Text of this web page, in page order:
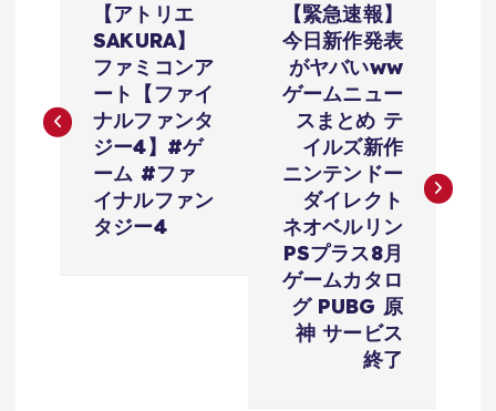
ナ
【アトリエ
SAKURA】
ファミコンア
ート【ファイ
ナルファンタ
ジー4】#ゲ
ーム #ファ
イナルファン
タジー4
【緊急速報】
今日新作発表
がヤバいww
ゲームニュー
スまとめ テ
イルズ新作
ニンテンドー
ダイレクト
ネオベルリン
PSプラス8月
ゲームカタロ
グ PUBG 原
神 サービス
終了